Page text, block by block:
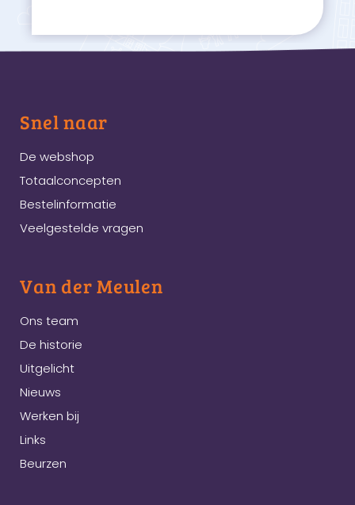
Snel naar
De webshop
Totaalconcepten
Bestelinformatie
Veelgestelde vragen
Van der Meulen
Ons team
De historie
Uitgelicht
Nieuws
Werken bij
Links
Beurzen